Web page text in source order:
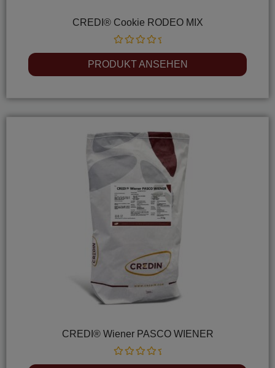
CREDI® Cookie RODEO MIX
Rated
0
out
of
PRODUKT ANSEHEN
CREDI® Wiener PASCO WIENER
Rated